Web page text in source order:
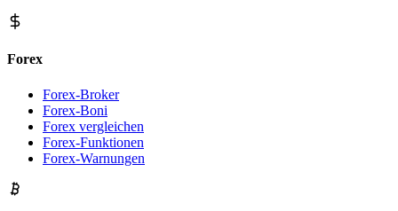
Forex
Forex-Broker
Forex-Boni
Forex vergleichen
Forex-Funktionen
Forex-Warnungen